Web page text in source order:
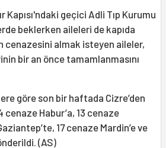
Kapısı'ndaki geçici Adli Tıp Kurumu
beklerken aileleri de kapıda
cenazesini almak isteyen aileler,
bir an önce tamamlanmasını
göre son bir haftada Cizre’den
cenaze Habur’a, 13 cenaze
17 cenaze Mardin’e ve
(AS)